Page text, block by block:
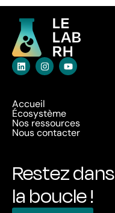
Accueil
Écosystème
Nos ressources
Nous contacter
Restez dans
la boucle !